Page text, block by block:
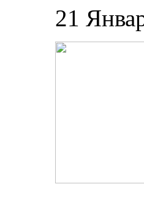
21